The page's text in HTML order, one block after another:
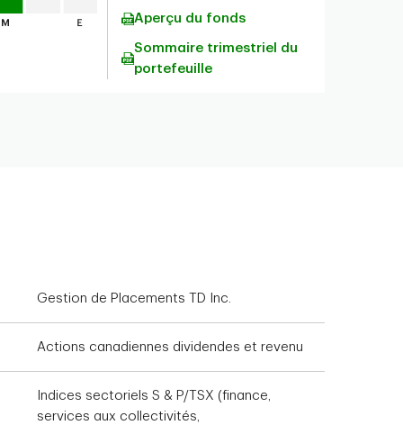
Aperçu du fonds
Sommaire trimestriel du
portefeuille
Gestion de Placements TD Inc.
Actions canadiennes dividendes et revenu
Indices sectoriels S & P/TSX (finance,
services aux collectivités,